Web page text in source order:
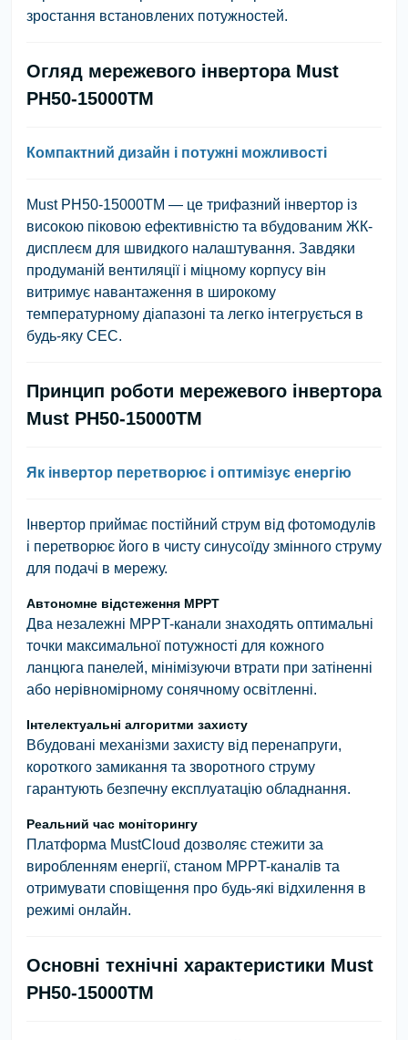
зростання встановлених потужностей.
Огляд мережевого інвертора Must
PH50-15000TM
Компактний дизайн і потужні можливості
Must PH50-15000TM — це трифазний інвертор із
високою піковою ефективністю та вбудованим ЖК-
дисплеєм для швидкого налаштування. Завдяки
продуманій вентиляції і міцному корпусу він
витримує навантаження в широкому
температурному діапазоні та легко інтегрується в
будь-яку СЕС.
Принцип роботи мережевого інвертора
Must PH50-15000TM
Як інвертор перетворює і оптимізує енергію
Інвертор приймає постійний струм від фотомодулів
і перетворює його в чисту синусоїду змінного струму
для подачі в мережу.
Автономне відстеження MPPT
Два незалежні MPPT-канали знаходять оптимальні
точки максимальної потужності для кожного
ланцюга панелей, мінімізуючи втрати при затіненні
або нерівномірному сонячному освітленні.
Інтелектуальні алгоритми захисту
Вбудовані механізми захисту від перенапруги,
короткого замикання та зворотного струму
гарантують безпечну експлуатацію обладнання.
Реальний час моніторингу
Платформа MustCloud дозволяє стежити за
виробленням енергії, станом MPPT-каналів та
отримувати сповіщення про будь-які відхилення в
режимі онлайн.
Основні технічні характеристики Must
PH50-15000TM